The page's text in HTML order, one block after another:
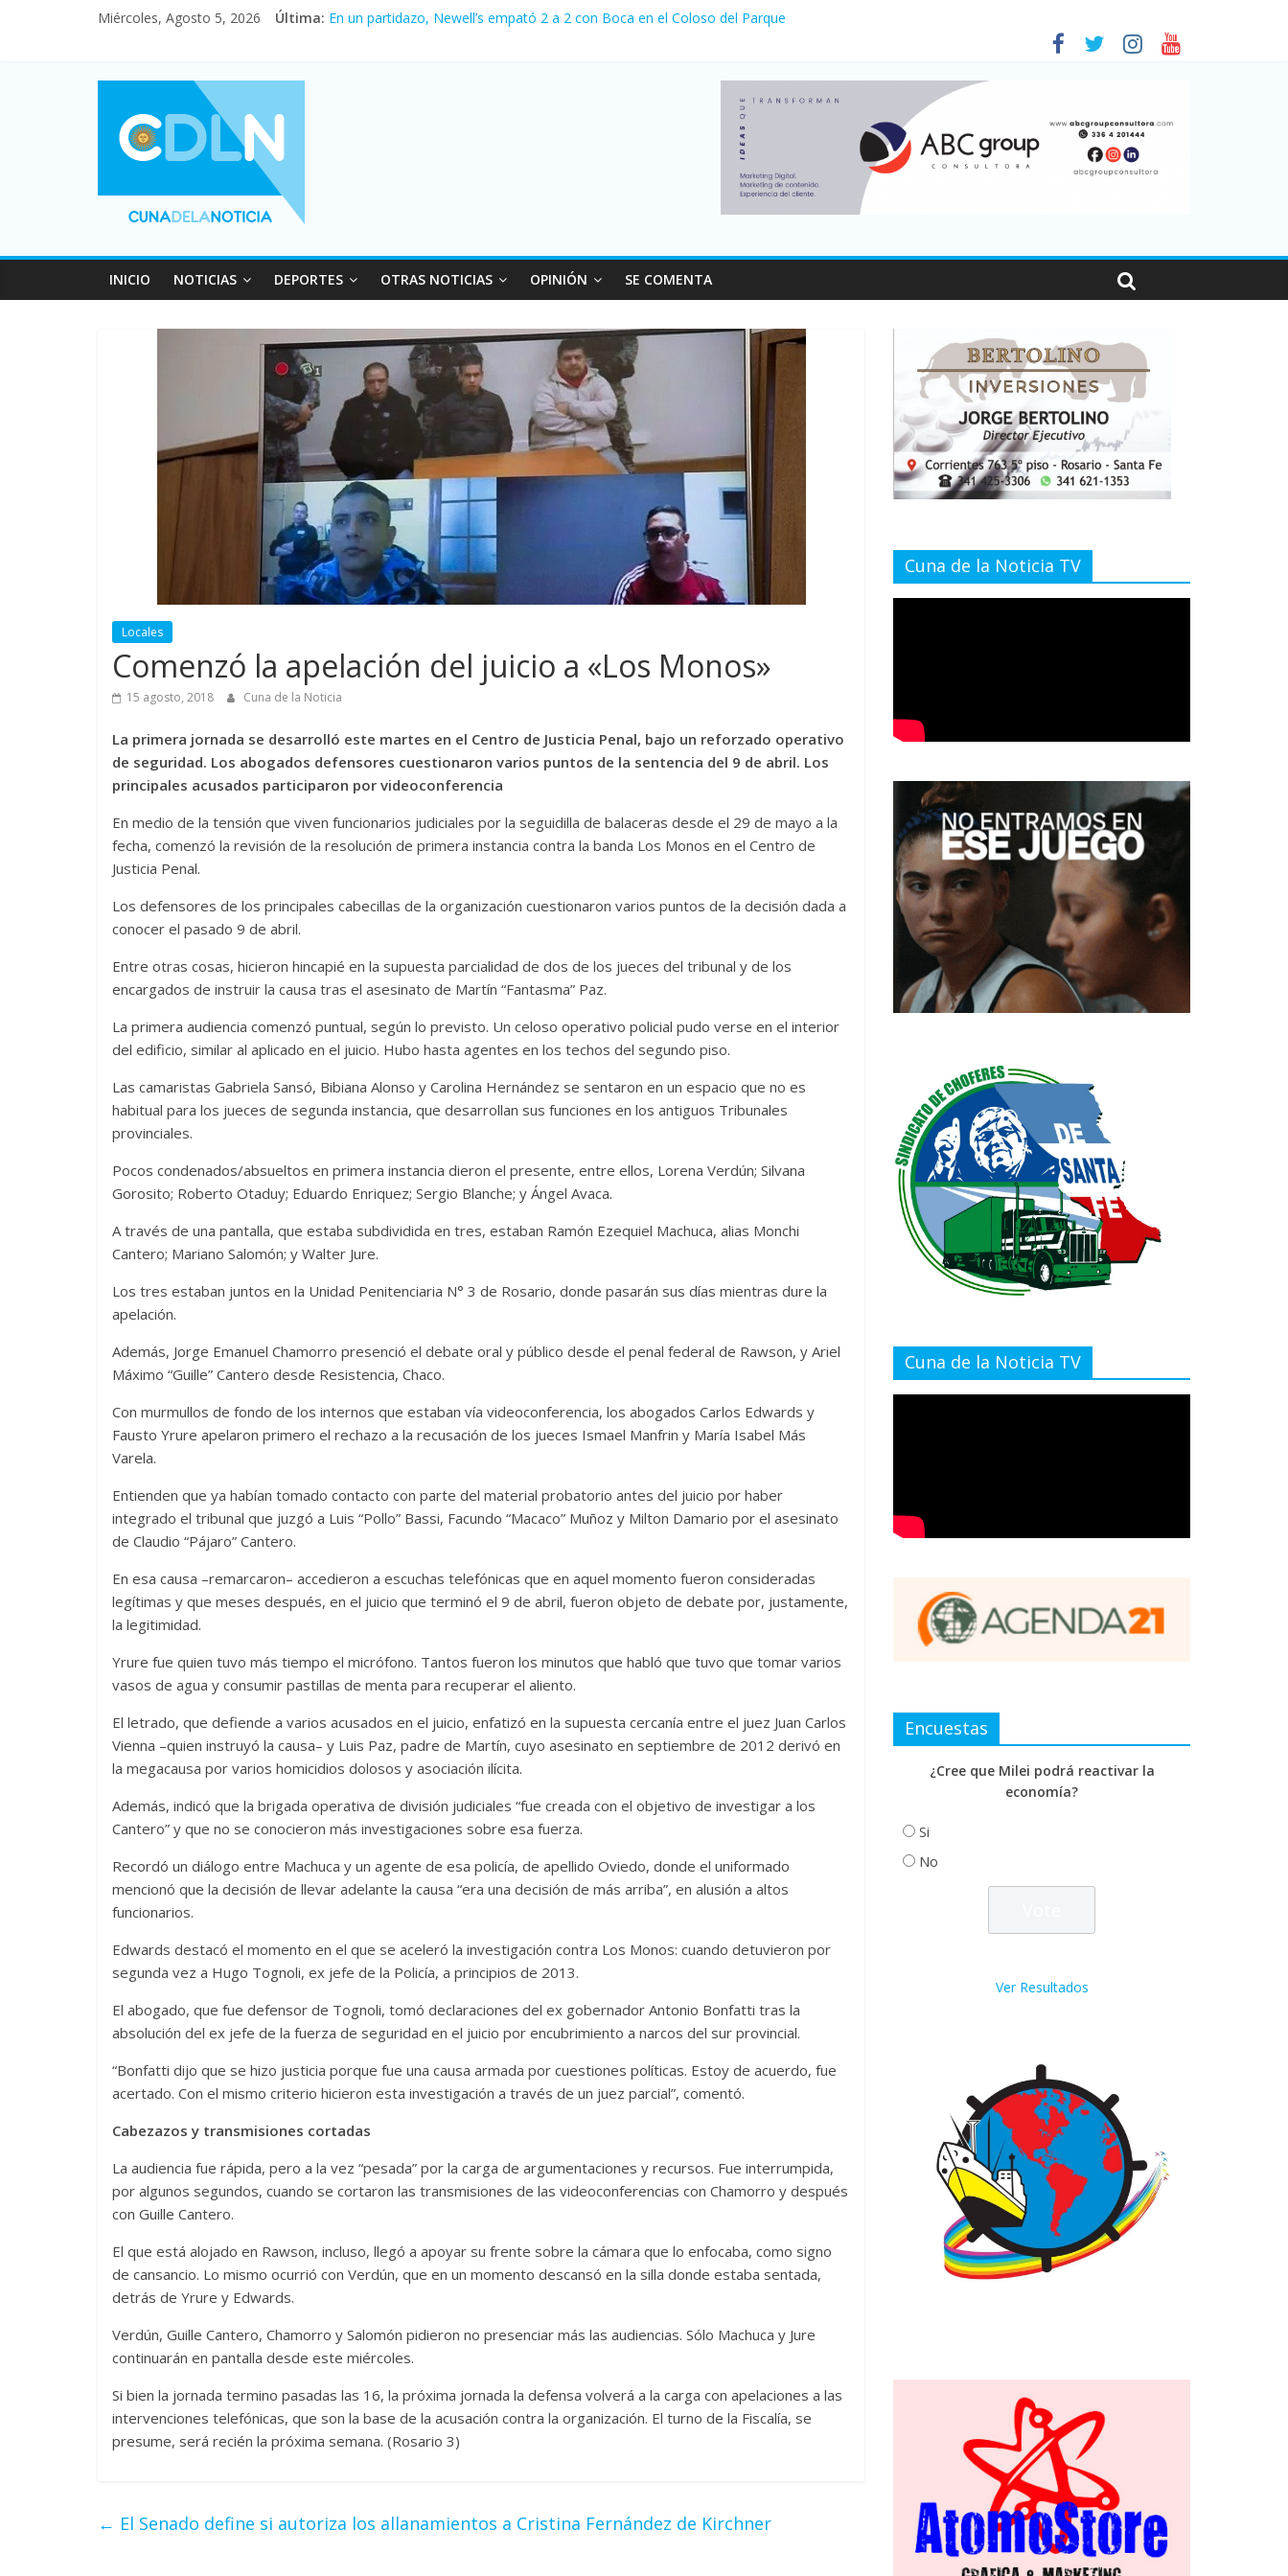
Miércoles, Agosto 5, 2026 Última: En un partidazo, Newell’s empató 2 a 2 con Boca en el Coloso del Parque
Vacaciones de invierno con más movimiento y consumo turístico: 4,6 millones de personas viajaron por el país, un 5,9% más que en 2025
INICIO NOTICIAS DEPORTES OTRAS NOTICIAS OPINIÓN SE COMENTA
Locales
Comenzó la apelación del juicio a «Los Monos»
15 agosto, 2018 Cuna de la Noticia
La primera jornada se desarrolló este martes en el Centro de Justicia Penal, bajo un reforzado operativo
de seguridad. Los abogados defensores cuestionaron varios puntos de la sentencia del 9 de abril. Los
principales acusados participaron por videoconferencia
En medio de la tensión que viven funcionarios judiciales por la seguidilla de balaceras desde el 29 de mayo a la
fecha, comenzó la revisión de la resolución de primera instancia contra la banda Los Monos en el Centro de
Justicia Penal.
Los defensores de los principales cabecillas de la organización cuestionaron varios puntos de la decisión dada a
conocer el pasado 9 de abril.
Entre otras cosas, hicieron hincapié en la supuesta parcialidad de dos de los jueces del tribunal y de los
encargados de instruir la causa tras el asesinato de Martín “Fantasma” Paz.
La primera audiencia comenzó puntual, según lo previsto. Un celoso operativo policial pudo verse en el interior
del edificio, similar al aplicado en el juicio. Hubo hasta agentes en los techos del segundo piso.
Las camaristas Gabriela Sansó, Bibiana Alonso y Carolina Hernández se sentaron en un espacio que no es
habitual para los jueces de segunda instancia, que desarrollan sus funciones en los antiguos Tribunales
provinciales.
Pocos condenados/absueltos en primera instancia dieron el presente, entre ellos, Lorena Verdún; Silvana
Gorosito; Roberto Otaduy; Eduardo Enriquez; Sergio Blanche; y Ángel Avaca.
A través de una pantalla, que estaba subdividida en tres, estaban Ramón Ezequiel Machuca, alias Monchi
Cantero; Mariano Salomón; y Walter Jure.
Los tres estaban juntos en la Unidad Penitenciaria N° 3 de Rosario, donde pasarán sus días mientras dure la
apelación.
Además, Jorge Emanuel Chamorro presenció el debate oral y público desde el penal federal de Rawson, y Ariel
Máximo “Guille” Cantero desde Resistencia, Chaco.
Con murmullos de fondo de los internos que estaban vía videoconferencia, los abogados Carlos Edwards y
Fausto Yrure apelaron primero el rechazo a la recusación de los jueces Ismael Manfrin y María Isabel Más
Varela.
Entienden que ya habían tomado contacto con parte del material probatorio antes del juicio por haber
integrado el tribunal que juzgó a Luis “Pollo” Bassi, Facundo “Macaco” Muñoz y Milton Damario por el asesinato
de Claudio “Pájaro” Cantero.
En esa causa –remarcaron– accedieron a escuchas telefónicas que en aquel momento fueron consideradas
legítimas y que meses después, en el juicio que terminó el 9 de abril, fueron objeto de debate por, justamente,
la legitimidad.
Yrure fue quien tuvo más tiempo el micrófono. Tantos fueron los minutos que habló que tuvo que tomar varios
vasos de agua y consumir pastillas de menta para recuperar el aliento.
El letrado, que defiende a varios acusados en el juicio, enfatizó en la supuesta cercanía entre el juez Juan Carlos
Vienna –quien instruyó la causa– y Luis Paz, padre de Martín, cuyo asesinato en septiembre de 2012 derivó en
la megacausa por varios homicidios dolosos y asociación ilícita.
Además, indicó que la brigada operativa de división judiciales “fue creada con el objetivo de investigar a los
Cantero” y que no se conocieron más investigaciones sobre esa fuerza.
Recordó un diálogo entre Machuca y un agente de esa policía, de apellido Oviedo, donde el uniformado
mencionó que la decisión de llevar adelante la causa “era una decisión de más arriba”, en alusión a altos
funcionarios.
Edwards destacó el momento en el que se aceleró la investigación contra Los Monos: cuando detuvieron por
segunda vez a Hugo Tognoli, ex jefe de la Policía, a principios de 2013.
El abogado, que fue defensor de Tognoli, tomó declaraciones del ex gobernador Antonio Bonfatti tras la
absolución del ex jefe de la fuerza de seguridad en el juicio por encubrimiento a narcos del sur provincial.
“Bonfatti dijo que se hizo justicia porque fue una causa armada por cuestiones políticas. Estoy de acuerdo, fue
acertado. Con el mismo criterio hicieron esta investigación a través de un juez parcial”, comentó.
Cabezazos y transmisiones cortadas
La audiencia fue rápida, pero a la vez “pesada” por la carga de argumentaciones y recursos. Fue interrumpida,
por algunos segundos, cuando se cortaron las transmisiones de las videoconferencias con Chamorro y después
con Guille Cantero.
El que está alojado en Rawson, incluso, llegó a apoyar su frente sobre la cámara que lo enfocaba, como signo
de cansancio. Lo mismo ocurrió con Verdún, que en un momento descansó en la silla donde estaba sentada,
detrás de Yrure y Edwards.
Verdún, Guille Cantero, Chamorro y Salomón pidieron no presenciar más las audiencias. Sólo Machuca y Jure
continuarán en pantalla desde este miércoles.
Si bien la jornada termino pasadas las 16, la próxima jornada la defensa volverá a la carga con apelaciones a las
intervenciones telefónicas, que son la base de la acusación contra la organización. El turno de la Fiscalía, se
presume, será recién la próxima semana. (Rosario 3)
← El Senado define si autoriza los allanamientos a Cristina Fernández de Kirchner
Cuna de la Noticia TV
Cuna de la Noticia TV
Encuestas
¿Cree que Milei podrá reactivar la
economía?
Si
No
Ver Resultados